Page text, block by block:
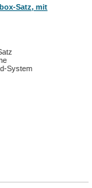
Satz, mit
System